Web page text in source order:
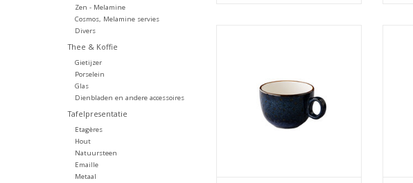
Zen - Melamine
Cosmos, Melamine servies
Divers
Thee & Koffie
Gietijzer
Porselein
Glas
Dienbladen en andere accessoires
Tafelpresentatie
Etagères
Hout
Natuursteen
Emaille
Metaal
TOEVOEGEN AAN WINKELWAGEN